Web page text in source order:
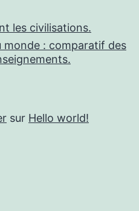
les civilisations.
monde : comparatif des
sur Hello world!